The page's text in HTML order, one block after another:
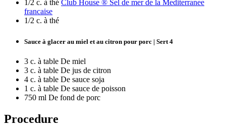
1/2 c. à thé Club House ® Sel de mer de la Mediterranee
francaise
1/2 c. à thé
Sauce à glacer au miel et au citron pour porc | Sert 4
3 c. à table De miel
3 c. à table De jus de citron
4 c. à table De sauce soja
1 c. à table De sauce de poisson
750 ml De fond de porc
Procedure